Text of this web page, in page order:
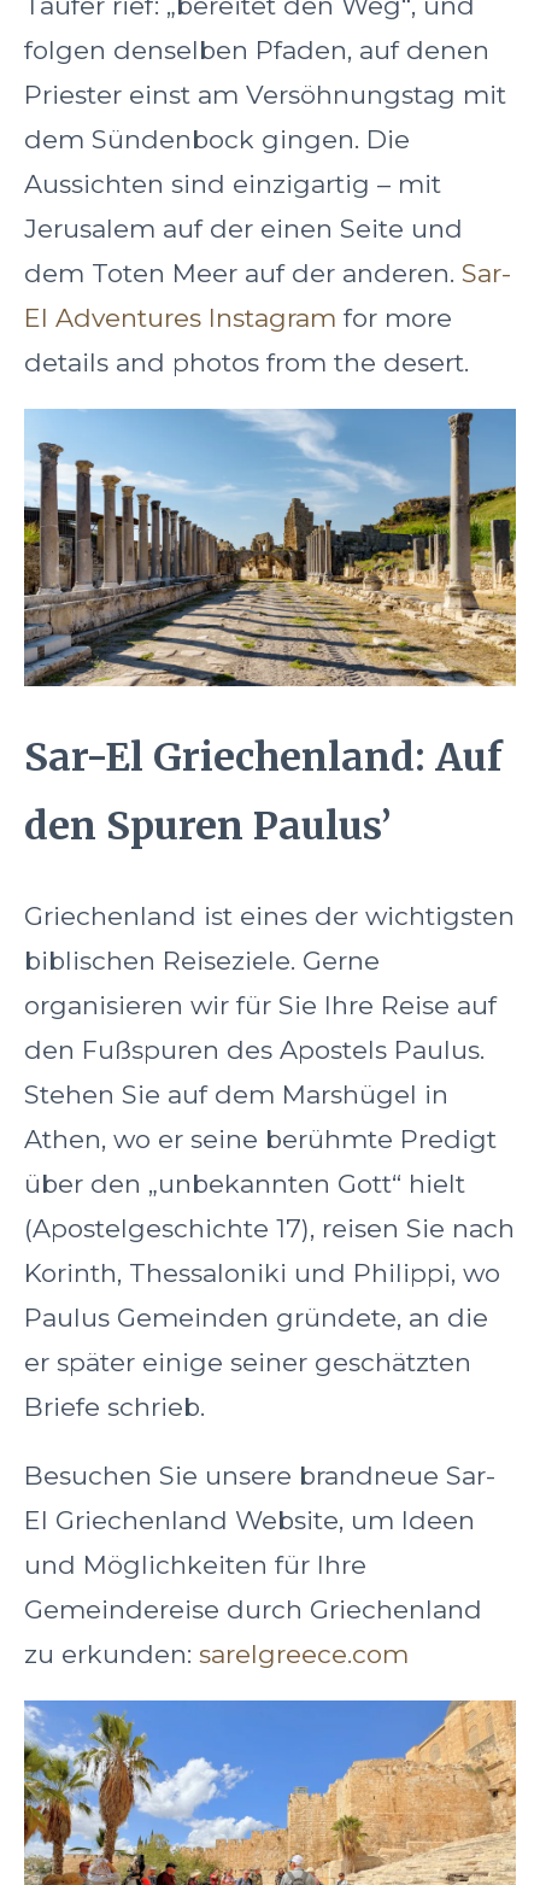
folgen denselben Pfaden, auf denen
Priester einst am Versöhnungstag mit
dem Sündenbock gingen. Die
Aussichten sind einzigartig – mit
Jerusalem auf der einen Seite und
dem Toten Meer auf der anderen. Sar-
El Adventures Instagram for more
details and photos from the desert.
Sar-El Griechenland: Auf
den Spuren Paulus’
Griechenland ist eines der wichtigsten
biblischen Reiseziele. Gerne
organisieren wir für Sie Ihre Reise auf
den Fußspuren des Apostels Paulus.
Stehen Sie auf dem Marshügel in
Athen, wo er seine berühmte Predigt
über den „unbekannten Gott“ hielt
(Apostelgeschichte 17), reisen Sie nach
Korinth, Thessaloniki und Philippi, wo
Paulus Gemeinden gründete, an die
er später einige seiner geschätzten
Briefe schrieb.
Besuchen Sie unsere brandneue Sar-
El Griechenland Website, um Ideen
und Möglichkeiten für Ihre
Gemeindereise durch Griechenland
zu erkunden: sarelgreece.com